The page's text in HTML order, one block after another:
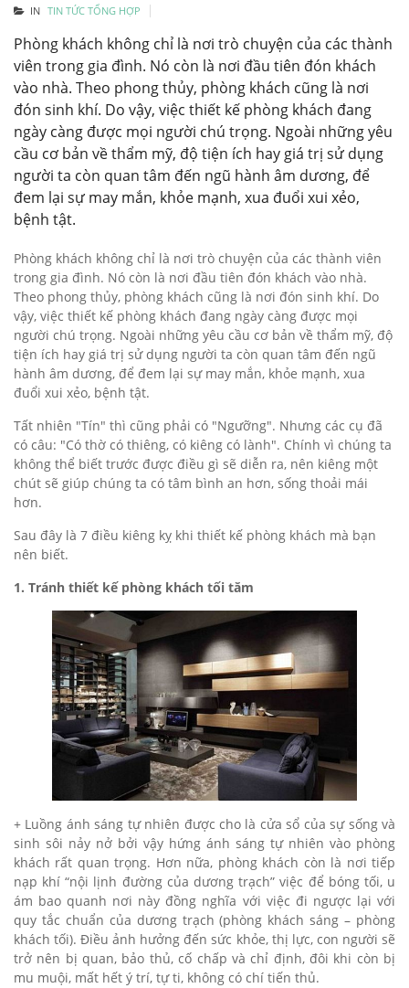
IN TIN TỨC TỔNG HỢP
Phòng khách không chỉ là nơi trò chuyện của các thành
viên trong gia đình. Nó còn là nơi đầu tiên đón khách
vào nhà. Theo phong thủy, phòng khách cũng là nơi
đón sinh khí. Do vậy, việc thiết kế phòng khách đang
ngày càng được mọi người chú trọng. Ngoài những yêu
cầu cơ bản về thẩm mỹ, độ tiện ích hay giá trị sử dụng
người ta còn quan tâm đến ngũ hành âm dương, để
đem lại sự may mắn, khỏe mạnh, xua đuổi xui xẻo,
bệnh tật.
Phòng khách không chỉ là nơi trò chuyện của các thành viên
trong gia đình. Nó còn là nơi đầu tiên đón khách vào nhà.
Theo phong thủy, phòng khách cũng là nơi đón sinh khí. Do
vậy, việc thiết kế phòng khách đang ngày càng được mọi
người chú trọng. Ngoài những yêu cầu cơ bản về thẩm mỹ, độ
tiện ích hay giá trị sử dụng người ta còn quan tâm đến ngũ
hành âm dương, để đem lại sự may mắn, khỏe mạnh, xua
đuổi xui xẻo, bệnh tật.
Tất nhiên "Tín" thì cũng phải có "Ngưỡng". Nhưng các cụ đã
có câu: "Có thờ có thiêng, có kiêng có lành". Chính vì chúng ta
không thể biết trước được điều gì sẽ diễn ra, nên kiêng một
chút sẽ giúp chúng ta có tâm bình an hơn, sống thoải mái
hơn.
Sau đây là 7 điều kiêng kỵ khi thiết kế phòng khách mà bạn
nên biết.
1. Tránh thiết kế phòng khách tối tăm
+ Luồng ánh sáng tự nhiên được cho là cửa sổ của sự sống và
sinh sôi nảy nở bởi vậy hứng ánh sáng tự nhiên vào phòng
khách rất quan trọng. Hơn nữa, phòng khách còn là nơi tiếp
nạp khí “nội lịnh đường của dương trạch” việc để bóng tối, u
ám bao quanh nơi này đồng nghĩa với việc đi ngược lại với
quy tắc chuẩn của dương trạch (phòng khách sáng – phòng
khách tối). Điều ảnh hưởng đến sức khỏe, thị lực, con người sẽ
trở nên bị quan, bảo thủ, cố chấp và chỉ định, đôi khi còn bị
mu muội, mất hết ý trí, tự ti, không có chí tiến thủ.